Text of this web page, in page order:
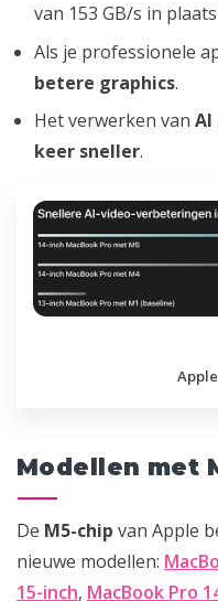
van 153 GB/s in
Als je professionele
betere graphics.
Het verwerken van AI
keer sneller.
Modellen met
De M5-chip van Apple
nieuwe modellen:
15-inch, MacBook Pro